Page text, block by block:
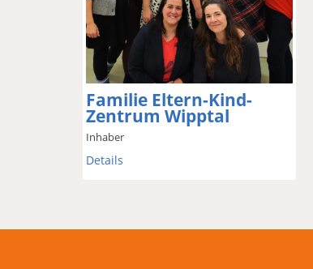
Familie Eltern-Kind-
Zentrum Wipptal
Inhaber
Details